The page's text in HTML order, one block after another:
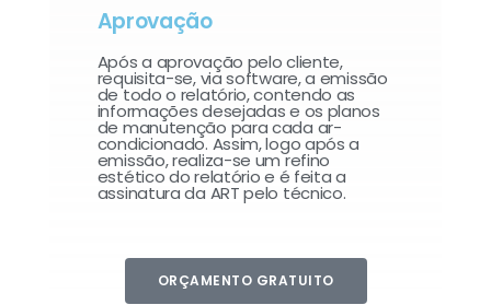
Aprovação
Após a aprovação pelo cliente,
requisita-se, via software, a emissão
de todo o relatório, contendo as
informações desejadas e os planos
de manutenção para cada ar-
condicionado. Assim, logo após a
emissão, realiza-se um refino
estético do relatório e é feita a
assinatura da ART pelo técnico.
ORÇAMENTO GRATUITO